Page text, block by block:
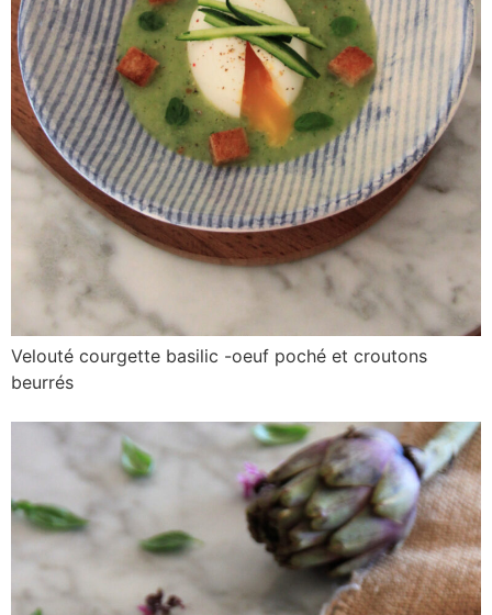
Velouté courgette basilic -oeuf poché et croutons
beurrés